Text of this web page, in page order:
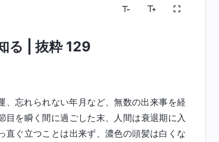
る | 抜粋 129
忘れられない年月など、無数の出来事を経
を瞬く間に過ごした末、人間は衰退期に入
ぐ立つことは出来ず、濃色の頭髪は白くな